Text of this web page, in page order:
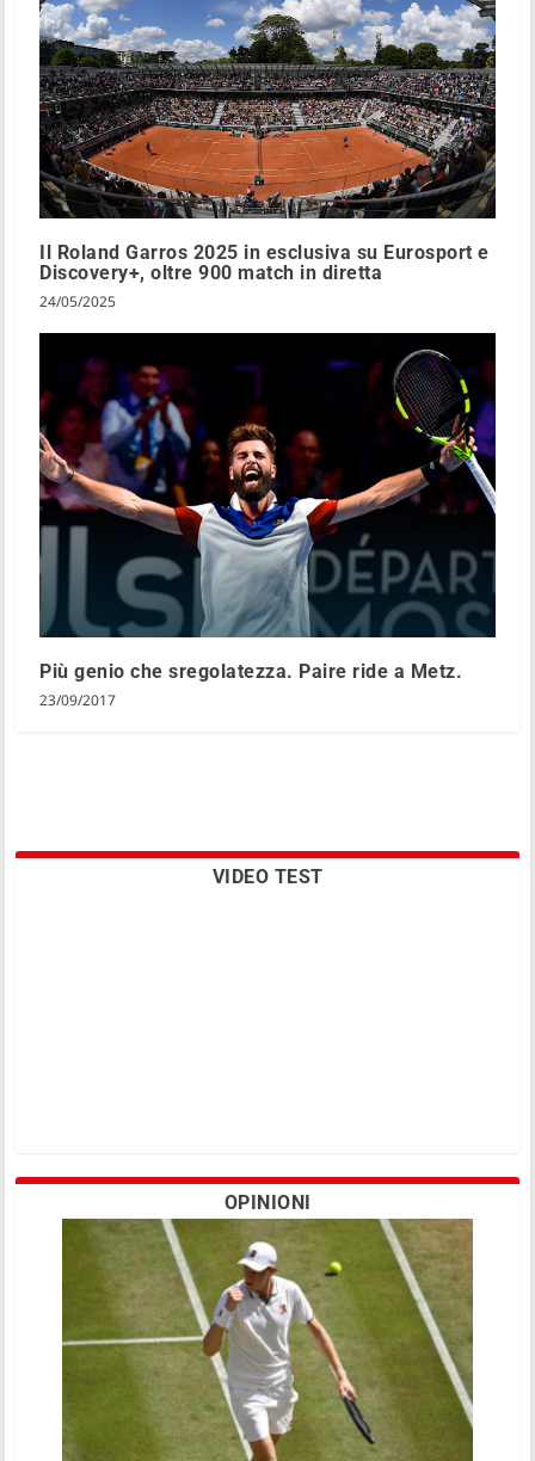
Il Roland Garros 2025 in esclusiva su Eurosport e
Discovery+, oltre 900 match in diretta
24/05/2025
Più genio che sregolatezza. Paire ride a Metz.
23/09/2017
VIDEO TEST
OPINIONI